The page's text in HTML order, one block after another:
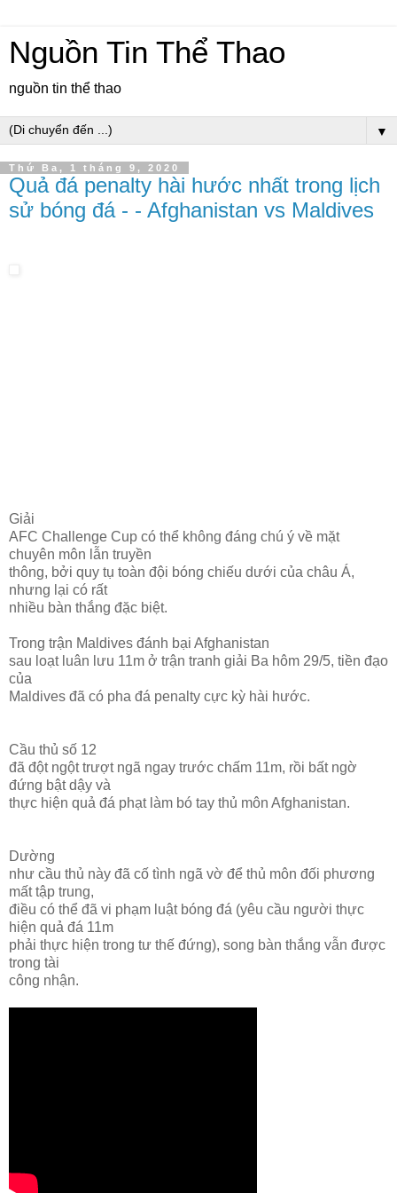
Nguồn Tin Thể Thao
nguồn tin thể thao
▼
Thứ Ba, 1 tháng 9, 2020
Quả đá penalty hài hước nhất trong lịch
sử bóng đá - - Afghanistan vs Maldives
Giải
AFC Challenge Cup có thể không đáng chú ý về mặt
chuyên môn lẫn truyền
thông, bởi quy tụ toàn đội bóng chiếu dưới của châu Á,
nhưng lại có rất
nhiều bàn thắng đặc biệt.
Trong trận Maldives đánh bại Afghanistan
sau loạt luân lưu 11m ở trận tranh giải Ba hôm 29/5, tiền đạo
của
Maldives đã có pha đá penalty cực kỳ hài hước.
Cầu thủ số 12
đã đột ngột trượt ngã ngay trước chấm 11m, rồi bất ngờ
đứng bật dậy và
thực hiện quả đá phạt làm bó tay thủ môn Afghanistan.
Dường
như cầu thủ này đã cố tình ngã vờ để thủ môn đối phương
mất tập trung,
điều có thể đã vi phạm luật bóng đá (yêu cầu người thực
hiện quả đá 11m
phải thực hiện trong tư thế đứng), song bàn thắng vẫn được
trong tài
công nhận.